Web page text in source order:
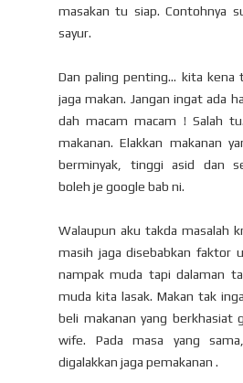
masakan tu siap. Contohnya
sayur.
Dan paling penting... kita kena
jaga makan. Jangan ingat ada
dah macam macam ! Salah
makanan. Elakkan makanan
berminyak, tinggi asid dan
boleh je google bab ni.
Walaupun aku takda masalah
masih jaga disebabkan faktor
nampak muda tapi dalaman
muda kita lasak. Makan tak
beli makanan yang berkhasiat
wife. Pada masa yang
digalakkan jaga pemakanan .